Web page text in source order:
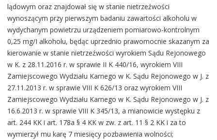
lądowym oraz znajdował się w stanie nietrzeźwości
wynoszącym przy pierwszym badaniu zawartości alkoholu w
wydychanym powietrzu urządzeniem pomiarowo-kontrolnym
0,25 mg/I alkoholu, będąc uprzednio prawomocnie skazanym za
kierowanie w stanie nietrzeźwości wyrokiem Sądu Rejonowego
w K. z 28.11.2016 r. w sprawie II K 440/16, wyrokiem VIII
Zamiejscowego Wydziału Karnego w K. Sądu Rejonowego w J. z
27.11.2013 r. w sprawie VIII K 626/13 oraz wyrokiem VIII
Zamiejscowego Wydziału Karnego w K. Sądu Rejonowego w J. z
16.6.2013 r. w sprawie VIII K 345/13, a mianowicie występku z
art. 244 KK i art. 178a § 4 KK w zw. z art. 11 § 2 KK i za to
wymierzył mu karę 7 miesięcy pozbawienia wolności;